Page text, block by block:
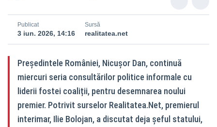
Publicat
3 iun. 2026, 14:16
Sursă
realitatea.net
Președintele României, Nicușor Dan, continuă
miercuri seria consultărilor politice informale cu
liderii fostei coaliții, pentru desemnarea noului
premier. Potrivit surselor Realitatea.Net, premierul
interimar, Ilie Bolojan, a discutat deja șeful statului,